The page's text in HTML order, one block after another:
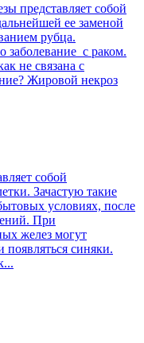
представляет собой
ее заменой
рубца.
заболевание с раком.
не связана с
Жировой некроз
собой
Зачастую такие
условиях, после
При
желез могут
синяки.